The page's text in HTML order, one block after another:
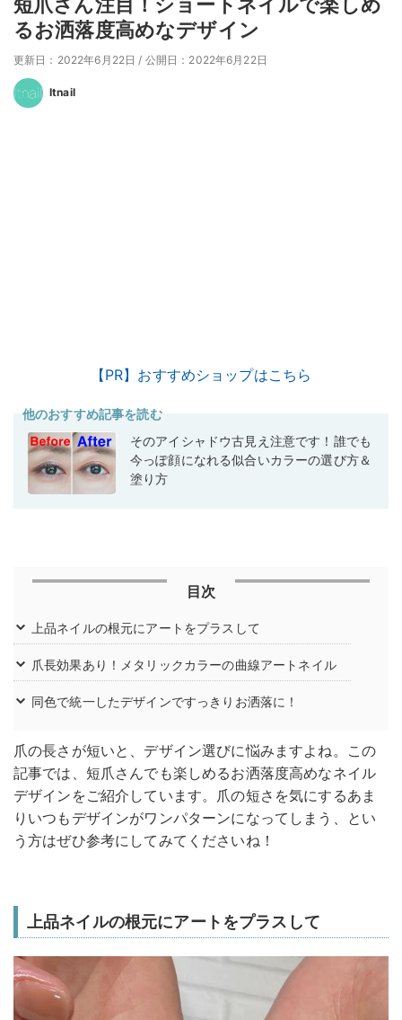
るお洒落度高めなデザイン
更新日：2022年6月22日 / 公開日：2022年6月22日
Itnail
【PR】おすすめショップはこちら
他のおすすめ記事を読む
そのアイシャドウ古見え注意です！誰でも
今っぽ顔になれる似合いカラーの選び方＆
塗り方
目次
上品ネイルの根元にアートをプラスして
爪長効果あり！メタリックカラーの曲線アートネイル
同色で統一したデザインですっきりお洒落に！
爪の長さが短いと、デザイン選びに悩みますよね。この
記事では、短爪さんでも楽しめるお洒落度高めなネイル
デザインをご紹介しています。爪の短さを気にするあま
りいつもデザインがワンパターンになってしまう、とい
う方はぜひ参考にしてみてくださいね！
上品ネイルの根元にアートをプラスして